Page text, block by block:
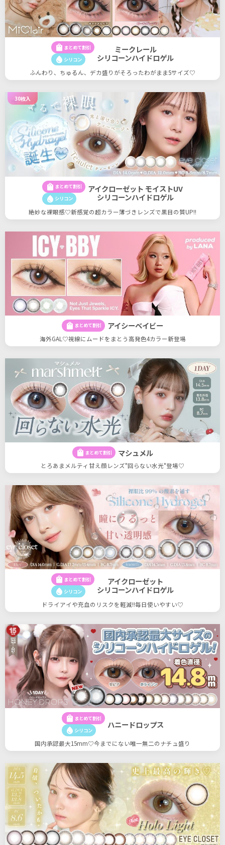
shopping_bag まとめて割引
water_drop シリコン
ミークレール
シリコーンハイドロゲル
ふんわり、ちゅるん、デカ盛りがそろったわがまま5サイズ♡
30枚入
shopping_bag まとめて割引
water_drop シリコン
アイクローゼット モイストUV
シリコーンハイドロゲル
絶妙な裸眼感♡新感覚の超カラー薄づきレンズで黒目の質UP!!
shopping_bag まとめて割引 アイシーベイビー
海外GAL♡視線にムードをまとう高発色4カラー新登場
shopping_bag まとめて割引 マシュメル
とろあまメルティ甘え顔レンズ"回らない水光"登場♡
shopping_bag まとめて割引
water_drop シリコン
アイクローゼット
シリコーンハイドロゲル
ドライアイや充血のリスクを軽減!!毎日使いやすい♡
shopping_bag まとめて割引
water_drop シリコン
ハニードロップス
国内承認最大15mm♡今までにない唯一無二のナチュ盛り